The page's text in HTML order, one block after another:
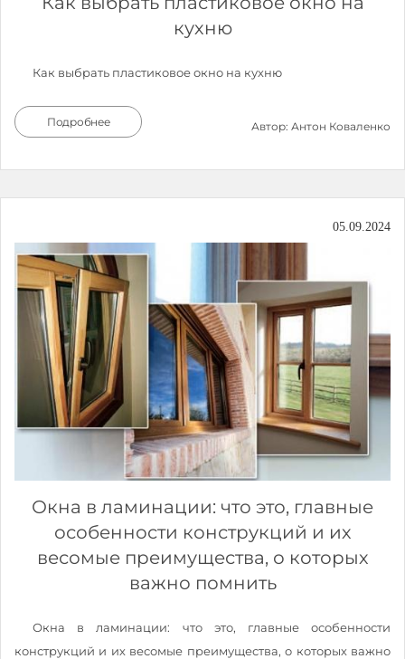
кухню
Как выбрать пластиковое окно на кухню
Подробнее Автор: Антон Коваленко
05.09.2024
Окна в ламинации: что это, главные
особенности конструкций и их
весомые преимущества, о которых
важно помнить
Окна в ламинации: что это, главные особенности
конструкций и их весомые преимущества, о которых важно